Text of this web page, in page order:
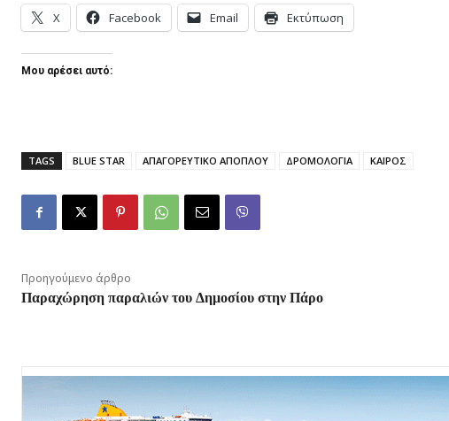
X Facebook Email Εκτύπωση
Μου αρέσει αυτό:
TAGS BLUE STAR ΑΠΑΓΟΡΕΥΤΙΚΟ ΑΠΟΠΛΟΥ ΔΡΟΜΟΛΟΓΙΑ ΚΑΙΡΟΣ
Προηγούμενο άρθρο
Παραχώρηση παραλιών του Δημοσίου στην Πάρο